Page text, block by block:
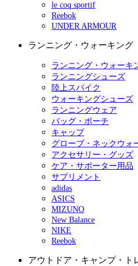
le coq sportif
Reebok
UNDER ARMOUR
ランニング・ウォーキング
ランニング・ウォーキ
ランニングシューズ
陸上スパイク
ウォーキングシューズ
ランニングウェア
バッグ・ポーチ
キャップ
グローブ・ネックウォ
アクセサリー・グッズ
ケア・サポーター用品
サプリメント
adidas
ASICS
MIZUNO
New Balance
NIKE
Reebok
アウトドア・キャンプ・ト